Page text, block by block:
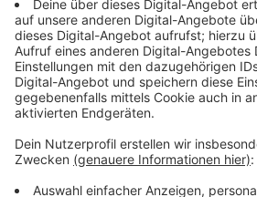
Farbe bekennen: Kostenloses
Jugendliche – ja oder nein? Gerade
bei den Parteien nachfragen“,
geht es der Gewerkschaft NGG
Essen für Kinder und Jugendliche
Es habe in den Kitas und Schulen
von montags bis freitags ein
gesund zu essen. „Dass sie dafür
müssen, ist wichtig. Denn sonst